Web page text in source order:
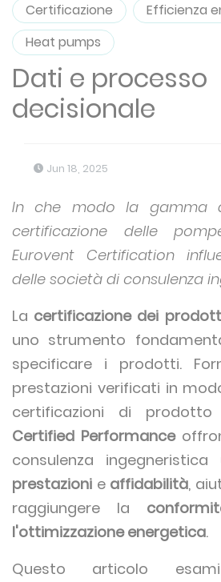
Certificazione
Efficienza
Heat pumps
Dati e processo
decisionale
Jun 18, 2025
In che modo la gamma
certificazione delle
Eurovent Certification
delle società di consulenza
La certificazione dei
uno strumento
specificare i prodotti.
prestazioni verificati in
certificazioni di
Certified Performance
consulenza
prestazioni e affidabilità,
raggiungere la
l'ottimizzazione energetica.
Questo articolo